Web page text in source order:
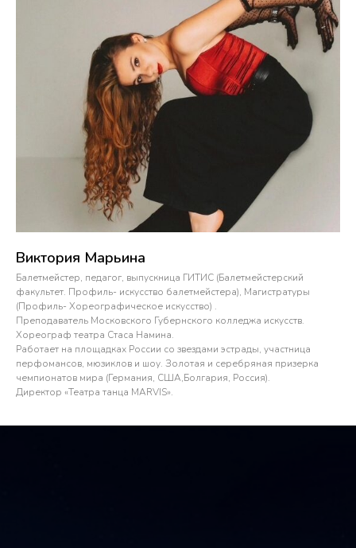
Виктория Марьина
Балетмейстер, педагог, выпускница ГИТИС (Балетмейстерский
факультет. Профиль- искусство балетмейстера), Магистратуры
(Профиль- Хореографическое искусство) .
Преподаватель Московского Губернского колледжа искусств.
Хореограф театра Стаса Намина.
Работает на площадках России со звездами эстрады, участница
перфомансов, мюзиклов и шоу. Золотая и серебряная призерка
чемпионатов мира (Германия, США,Болгария, Россия).
Директор «Театра танца MARVIS».